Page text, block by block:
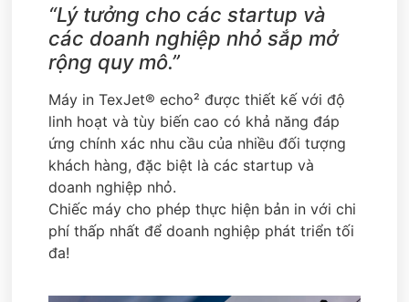
“Lý tưởng cho các startup và
các doanh nghiệp nhỏ sắp mở
rộng quy mô.”
Máy in TexJet® echo² được thiết kế với độ
linh hoạt và tùy biến cao có khả năng đáp
ứng chính xác nhu cầu của nhiều đối tượng
khách hàng, đặc biệt là các startup và
doanh nghiệp nhỏ.
Chiếc máy cho phép thực hiện bản in với chi
phí thấp nhất để doanh nghiệp phát triển tối
đa!